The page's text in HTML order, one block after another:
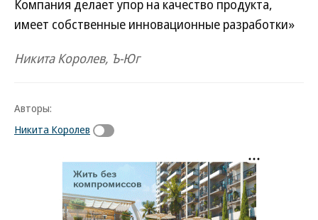
Компания делает упор на качество продукта,
имеет собственные инновационные разработки»
Никита Королев, Ъ-Юг
Авторы:
Никита Королев